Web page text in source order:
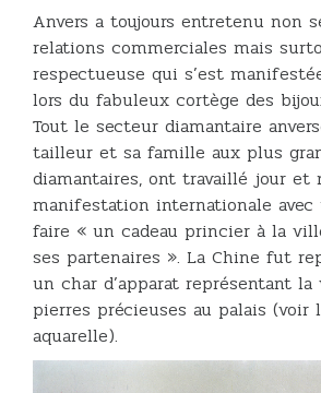
Anvers a toujours entretenu non
relations commerciales mais
respectueuse qui s’est
lors du fabuleux cortège des
Tout le secteur diamantaire
tailleur et sa famille aux plus
diamantaires, ont travaillé jour
manifestation internationale
faire « un cadeau princier à la
ses partenaires ». La Chine fut
un char d’apparat représentant la
pierres précieuses au palais (voir
aquarelle).